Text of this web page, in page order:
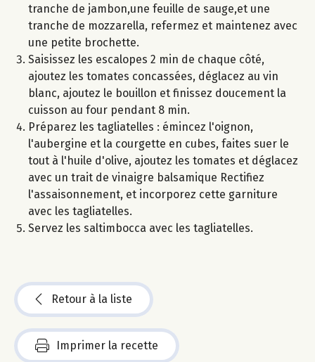
tranche de jambon,une feuille de sauge,et une
tranche de mozzarella, refermez et maintenez avec
une petite brochette.
Saisissez les escalopes 2 min de chaque côté,
ajoutez les tomates concassées, déglacez au vin
blanc, ajoutez le bouillon et finissez doucement la
cuisson au four pendant 8 min.
Préparez les tagliatelles : émincez l'oignon,
l'aubergine et la courgette en cubes, faites suer le
tout à l'huile d'olive, ajoutez les tomates et déglacez
avec un trait de vinaigre balsamique Rectifiez
l'assaisonnement, et incorporez cette garniture
avec les tagliatelles.
Servez les saltimbocca avec les tagliatelles.
Retour à la liste
Imprimer la recette